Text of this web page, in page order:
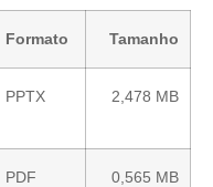
Formato Tamanho
PPTX 2,478 MB
PDF 0,565 MB